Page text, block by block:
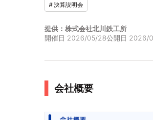
#決算説明会
提供：株式会社北川鉄工所
開催日 2026/05/28公開日 2026/
会社概要